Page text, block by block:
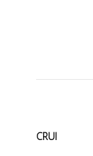
CRUI